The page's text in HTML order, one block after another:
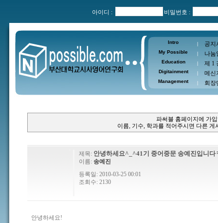
아이디 : 비밀번호 :
Intro | 공지
My Possible | 나눔
Education | 제 1
Digitainment | 메신
Management | 회장
파써블 홈페이지에 가
이름, 기수, 학과를 적어주시면 다른
제목: 안녕하세요^_^41기 중어중문 송예진입니다
이름: 송예진
등록일: 2010-03-25 00:01
조회수: 2130
안녕하세요!